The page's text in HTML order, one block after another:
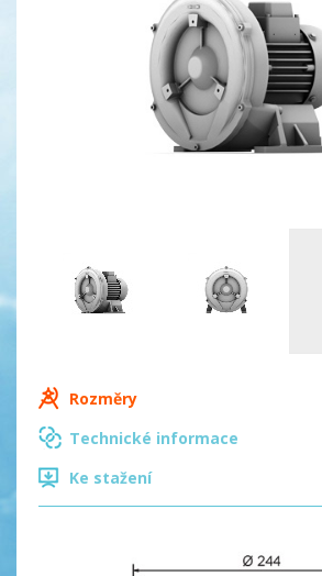
Rozměry
Technické informace
Ke stažení